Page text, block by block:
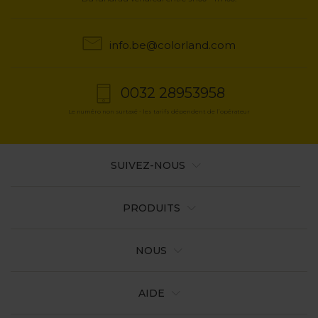
info.be@colorland.com
0032 28953958
Le numéro non surtaxé - les tarifs dépendent de l’opérateur
PRODUITS
NOUS
AIDE
SUIVEZ-NOUS